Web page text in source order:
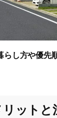
らし方や優
ットと